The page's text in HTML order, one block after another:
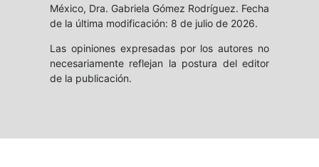
México, Dra. Gabriela Gómez Rodríguez. Fecha
de la última modificación: 8 de julio de 2026.
Las opiniones expresadas por los autores no
necesariamente reflejan la postura del editor
de la publicación.